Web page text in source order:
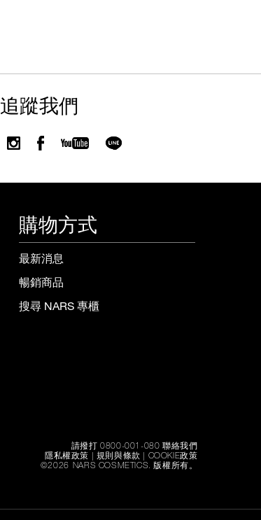
追蹤我們
購物方式
最新消息
暢銷商品
搜尋 NARS 專櫃
請撥打 0800-001-080 聯絡我們
隱私權政策 | 規則與條款 | COOKIE政策
©2026 NARS COSMETICS. 版權所有。